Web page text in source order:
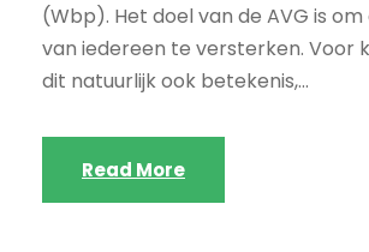
(Wbp). Het doel van de AVG is
van iedereen te versterken. Voor
dit natuurlijk ook betekenis,...
Read More